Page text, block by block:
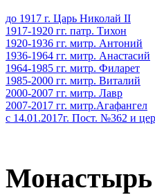
до 1917 г. Царь Николай II
1917-1920 гг. патр. Тихон
1920-1936 гг. митр. Антоний
1936-1964 гг. митр. Анастасий
1964-1985 гг. митр. Филарет
1985-2000 гг. митр. Виталий
2000-2007 гг. митр. Лавр
2007-2017 гг. митр.Агафангел
с 14.01.2017г. Пост. №362 и
Монастырь